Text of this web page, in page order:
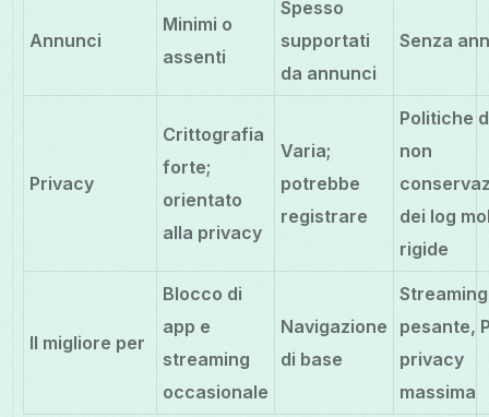
Annunci
Minimi o
assenti
Spesso
supportati
da annunci
Senza
Privacy
Crittografia
forte;
orientato
alla privacy
Varia;
potrebbe
registrare
Politiche
non
dei log
rigide
Il migliore per
Blocco di
app e
streaming
occasionale
Navigazione
di base
Streaming
pesante,
privacy
massima